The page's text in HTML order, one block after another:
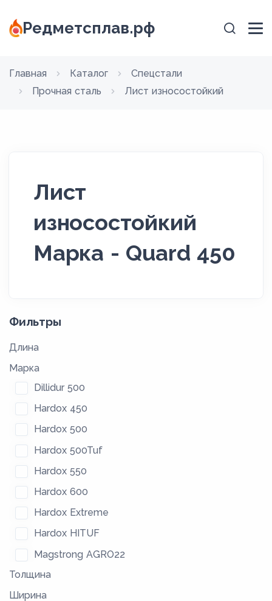
Редметсплав.рф
Главная Каталог
Спецстали
Прочная сталь
Лист износостойкий
Лист
износостойкий
Марка - Quard 450
Фильтры
Длина
Марка
Dillidur 500
Hardox 450
Hardox 500
Hardox 500Tuf
Hardox 550
Hardox 600
Hardox Extreme
Hardox HITUF
Magstrong AGRO22
Magstrong AGRO33
Magstrong H350
Толщина
Ширина